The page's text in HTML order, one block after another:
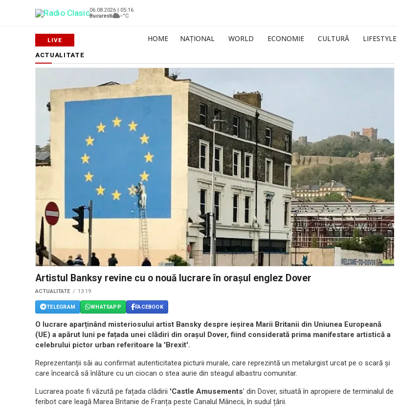
06.08.2026 | 05:16
Bucuresti
--°C
HOME NAȚIONAL WORLD ECONOMIE CULTURĂ LIFESTYLE
ACTUALITATE
Artistul Banksy revine cu o nouă lucrare în orașul englez Dover
ACTUALITATE 13:19
TELEGRAM WHATSAPP FACEBOOK
O lucrare aparținând misteriosului artist Bansky despre ieșirea Marii Britanii din Uniunea Europeană
(UE) a apărut luni pe fațada unei clădiri din orașul Dover, fiind considerată prima manifestare artistică a
celebrului pictor urban referitoare la 'Brexit'.
Reprezentanții săi au confirmat autenticitatea picturii murale, care reprezintă un metalurgist urcat pe o scară și
care încearcă să înlăture cu un ciocan o stea aurie din steagul albastru comunitar.
Lucrarea poate fi văzută pe fațada clădirii 'Castle Amusements' din Dover, situată în apropiere de terminalul de
feribot care leagă Marea Britanie de Franța peste Canalul Mânecii, în sudul țării.